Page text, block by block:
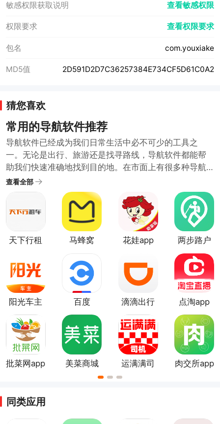
敏感权限获取说明 查看敏感权限
权限要求 查看权限要求
包名 com.youxiake
MD5值 2D591D2D7C36257384E734CF5D61C0A2
猜您喜欢
常用的导航软件推荐
导航软件已经成为我们日常生活中必不可少的工具之
一。无论是出行、旅游还是找寻路线，导航软件都能帮
助我们快速准确地找到目的地。在市面上有很多种导航
软件，但是哪些才是真正常用的呢？以下是一些常用的
手机导航软件推荐。
查看全部
天下行租
马蜂窝 花娃app
两步路户
外助手app
阳光车主
app
百度
CarLife最
新版app
滴滴出行
最新官方
版
点淘app
批菜网app
美菜商城
运满满司
肉交所app
同类应用